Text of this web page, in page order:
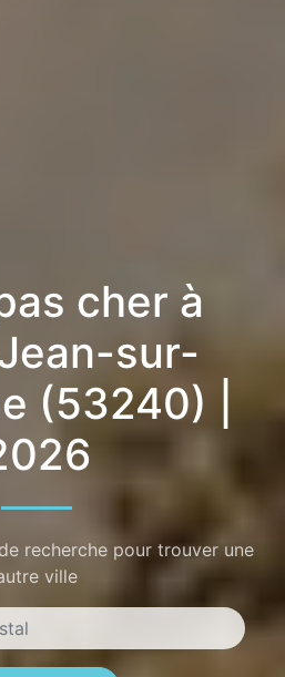
cher à
sur-
(53240) |
recherche pour trouver une
ville